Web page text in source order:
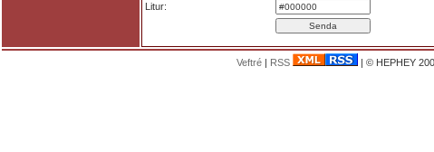
Litur:
Veftré| RSS | © HEPHEY